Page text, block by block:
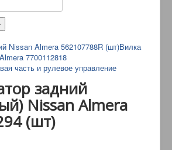
Nissan Almera 562107788R (шт)Вилка
7700112818
часть и рулевое управление
задний
Nissan Almera
(шт)